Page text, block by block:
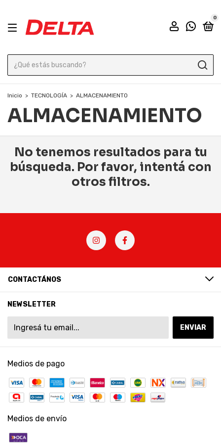
0
Inicio > TECNOLOGÍA > ALMACENAMIENTO
ALMACENAMIENTO
No tenemos resultados para tu
búsqueda. Por favor, intentá con
otros filtros.
CONTACTÁNOS
NEWSLETTER
Medios de pago
Medios de envío